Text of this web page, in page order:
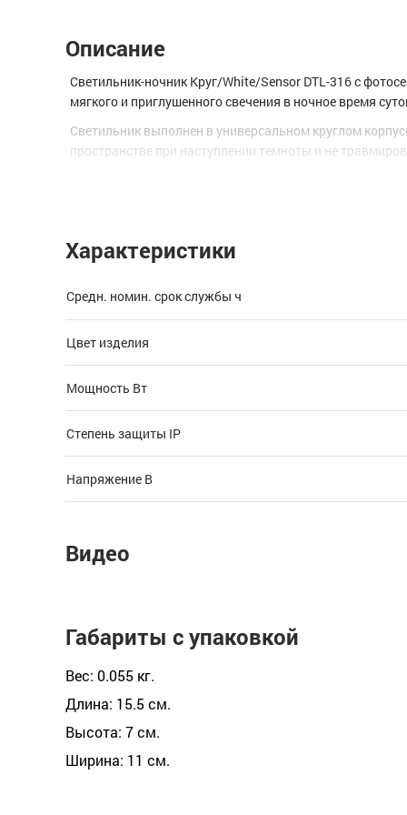
Описание
Светильник-ночник Круг/White/Sensor DTL-316 с
мягкого и приглушенного свечения в ночное время
Светильник выполнен в универсальном круглом
пространстве при наступлении темноты и не
фотосенсор;
лаконичный дизайн;
долгий срок службы.
мягкого и приглушенного свечения в ночное время суток.
пространстве при наступлении темноты и не
Использование светильника-ночника позволяет
от освещенности в помещении.
фотосенсор;
долгий срок службы.
Характеристики
Средн. номин. срок службы ч
Цвет изделия
Мощность Вт
Степень защиты IP
Напряжение В
Видео
Габариты с упаковкой
Вес: 0.055 кг.
Длина: 15.5 см.
Высота: 7 см.
Ширина: 11 см.